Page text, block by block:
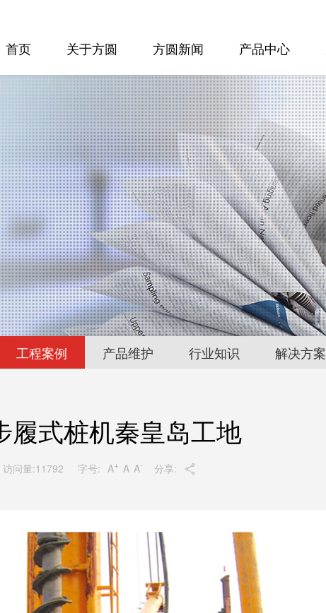
首页 关于方圆 方圆新闻 产品中心
工程案例 产品维护 行业知识 解决方案
履式桩机秦皇岛工地
访问量:11792 字号: A+ A A- 分享: 